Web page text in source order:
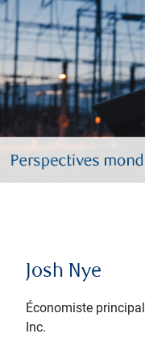
Josh Nye
Économiste
Inc.